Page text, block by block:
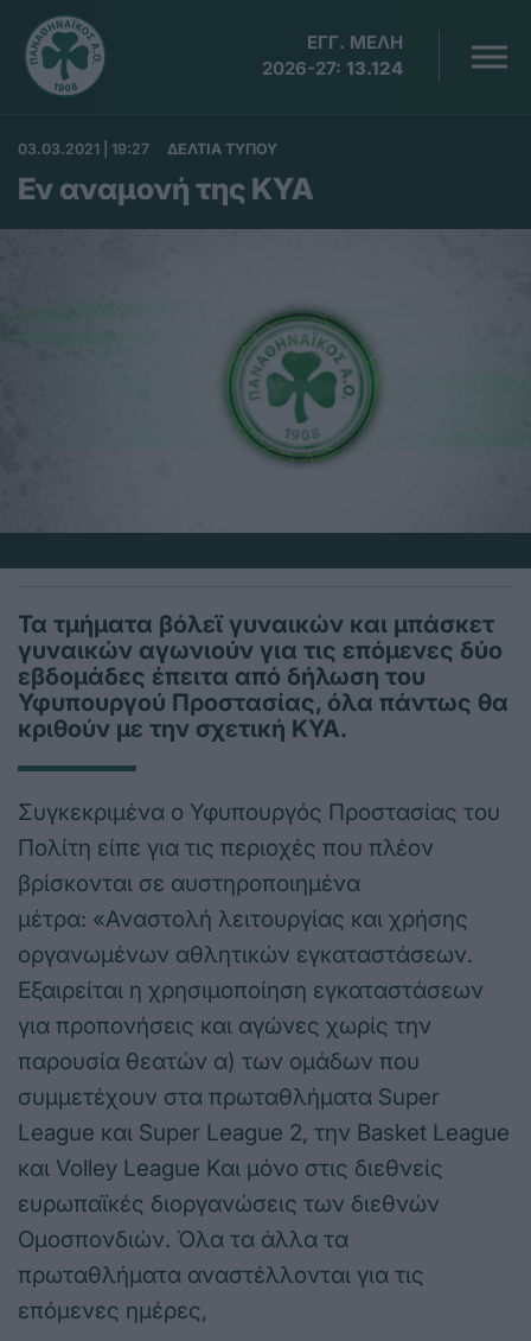
ΕΓΓ. ΜΕΛΗ
2026-27: 13.124
03.03.2021 | 19:27 ΔΕΛΤΙΑ ΤΥΠΟΥ
Εν αναμονή της ΚΥΑ
Τα τμήματα βόλεϊ γυναικών και μπάσκετ
γυναικών αγωνιούν για τις επόμενες δύο
εβδομάδες έπειτα από δήλωση του
Υφυπουργού Προστασίας, όλα πάντως θα
κριθούν με την σχετική ΚΥΑ.
Συγκεκριμένα ο Υφυπουργός Προστασίας του
Πολίτη είπε για τις περιοχές που πλέον
βρίσκονται σε αυστηροποιημένα
μέτρα: «Αναστολή λειτουργίας και χρήσης
οργανωμένων αθλητικών εγκαταστάσεων.
Εξαιρείται η χρησιμοποίηση εγκαταστάσεων
για προπονήσεις και αγώνες χωρίς την
παρουσία θεατών α) των ομάδων που
συμμετέχουν στα πρωταθλήματα Super
League και Super League 2, την Basket League
και Volley League Και μόνο στις διεθνείς
ευρωπαϊκές διοργανώσεις των διεθνών
Ομοσπονδιών. Όλα τα άλλα τα
πρωταθλήματα αναστέλλονται για τις
επόμενες ημέρες,